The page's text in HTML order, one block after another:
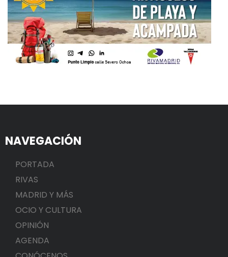
NAVEGACIÓN
PORTADA
RIVAS
MADRID Y MÁS
OCIO Y CULTURA
OPINIÓN
AGENDA